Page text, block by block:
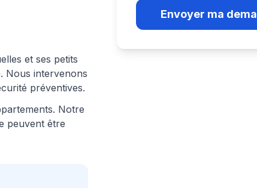
et ses petits
Nous intervenons
préventives.
Notre
peuvent être
Envoyer ma